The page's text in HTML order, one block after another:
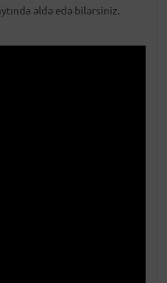
əldə edə bilərsiniz.